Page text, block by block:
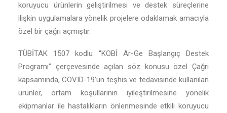
koruyucu ürünlerin geliştirilmesi ve destek süreçlerine
ilişkin uygulamalara yönelik projelere odaklamak amacıyla
özel bir çağrı açmıştır.
TÜBİTAK 1507 kodlu “KOBİ Ar-Ge Başlangıç Destek
Programı” çerçevesinde açılan söz konusu özel Çağrı
kapsamında, COVID-19’un teşhis ve tedavisinde kullanılan
ürünler, ortam koşullarının iyileştirilmesine yönelik
ekipmanlar ile hastalıkların önlenmesinde etkili koruyucu